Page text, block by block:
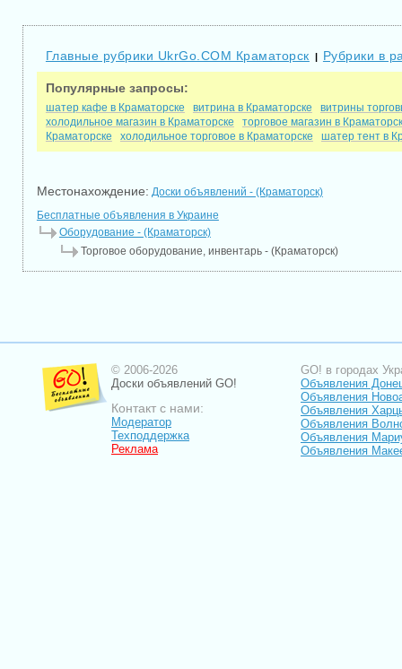
Главные рубрики UkrGo.COM Краматорск | Рубрики в
Популярные запросы:
шатер кафе в Краматорске витрина в Краматорске
витрины
холодильное магазин в Краматорске
торговое магазин в
Краматорске
холодильное торговое в Краматорске шатер тент в
Местонахождение: Доски объявлений - (Краматорск)
Бесплатные объявления в Украине
Оборудование - (Краматорск)
Торговое оборудование, инвентарь - (Краматорск)
© 2006-2026
Доски объявлений GO!
Контакт с нами:
Модератор
Техподдержка
Реклама
GO! в городах
Объявления
Объявления
Объявления
Объявления
Объявления
Объявления